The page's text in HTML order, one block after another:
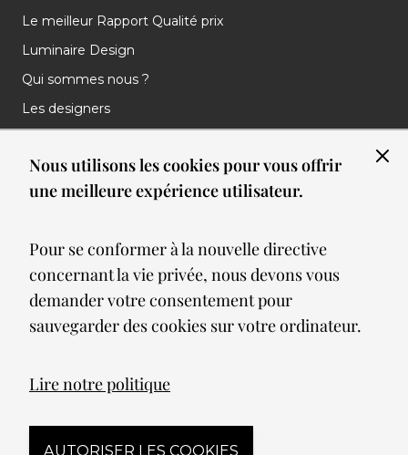
Nous utilisons les cookies pour vous offrir
une meilleure expérience utilisateur.
Pour se conformer à la nouvelle directive
concernant la vie privée, nous devons vous
demander votre consentement pour
sauvegarder des cookies sur votre ordinateur.
Lire notre politique
AUTORISER LES COOKIES
Le meilleur Rapport Qualité prix
Luminaire Design
Qui sommes nous ?
Les designers
Nos réalisations
Nos Clients
Meilleures ventes
Blog
© 2026 Spot lumiere led. All Rights Reserved
Mentions légales